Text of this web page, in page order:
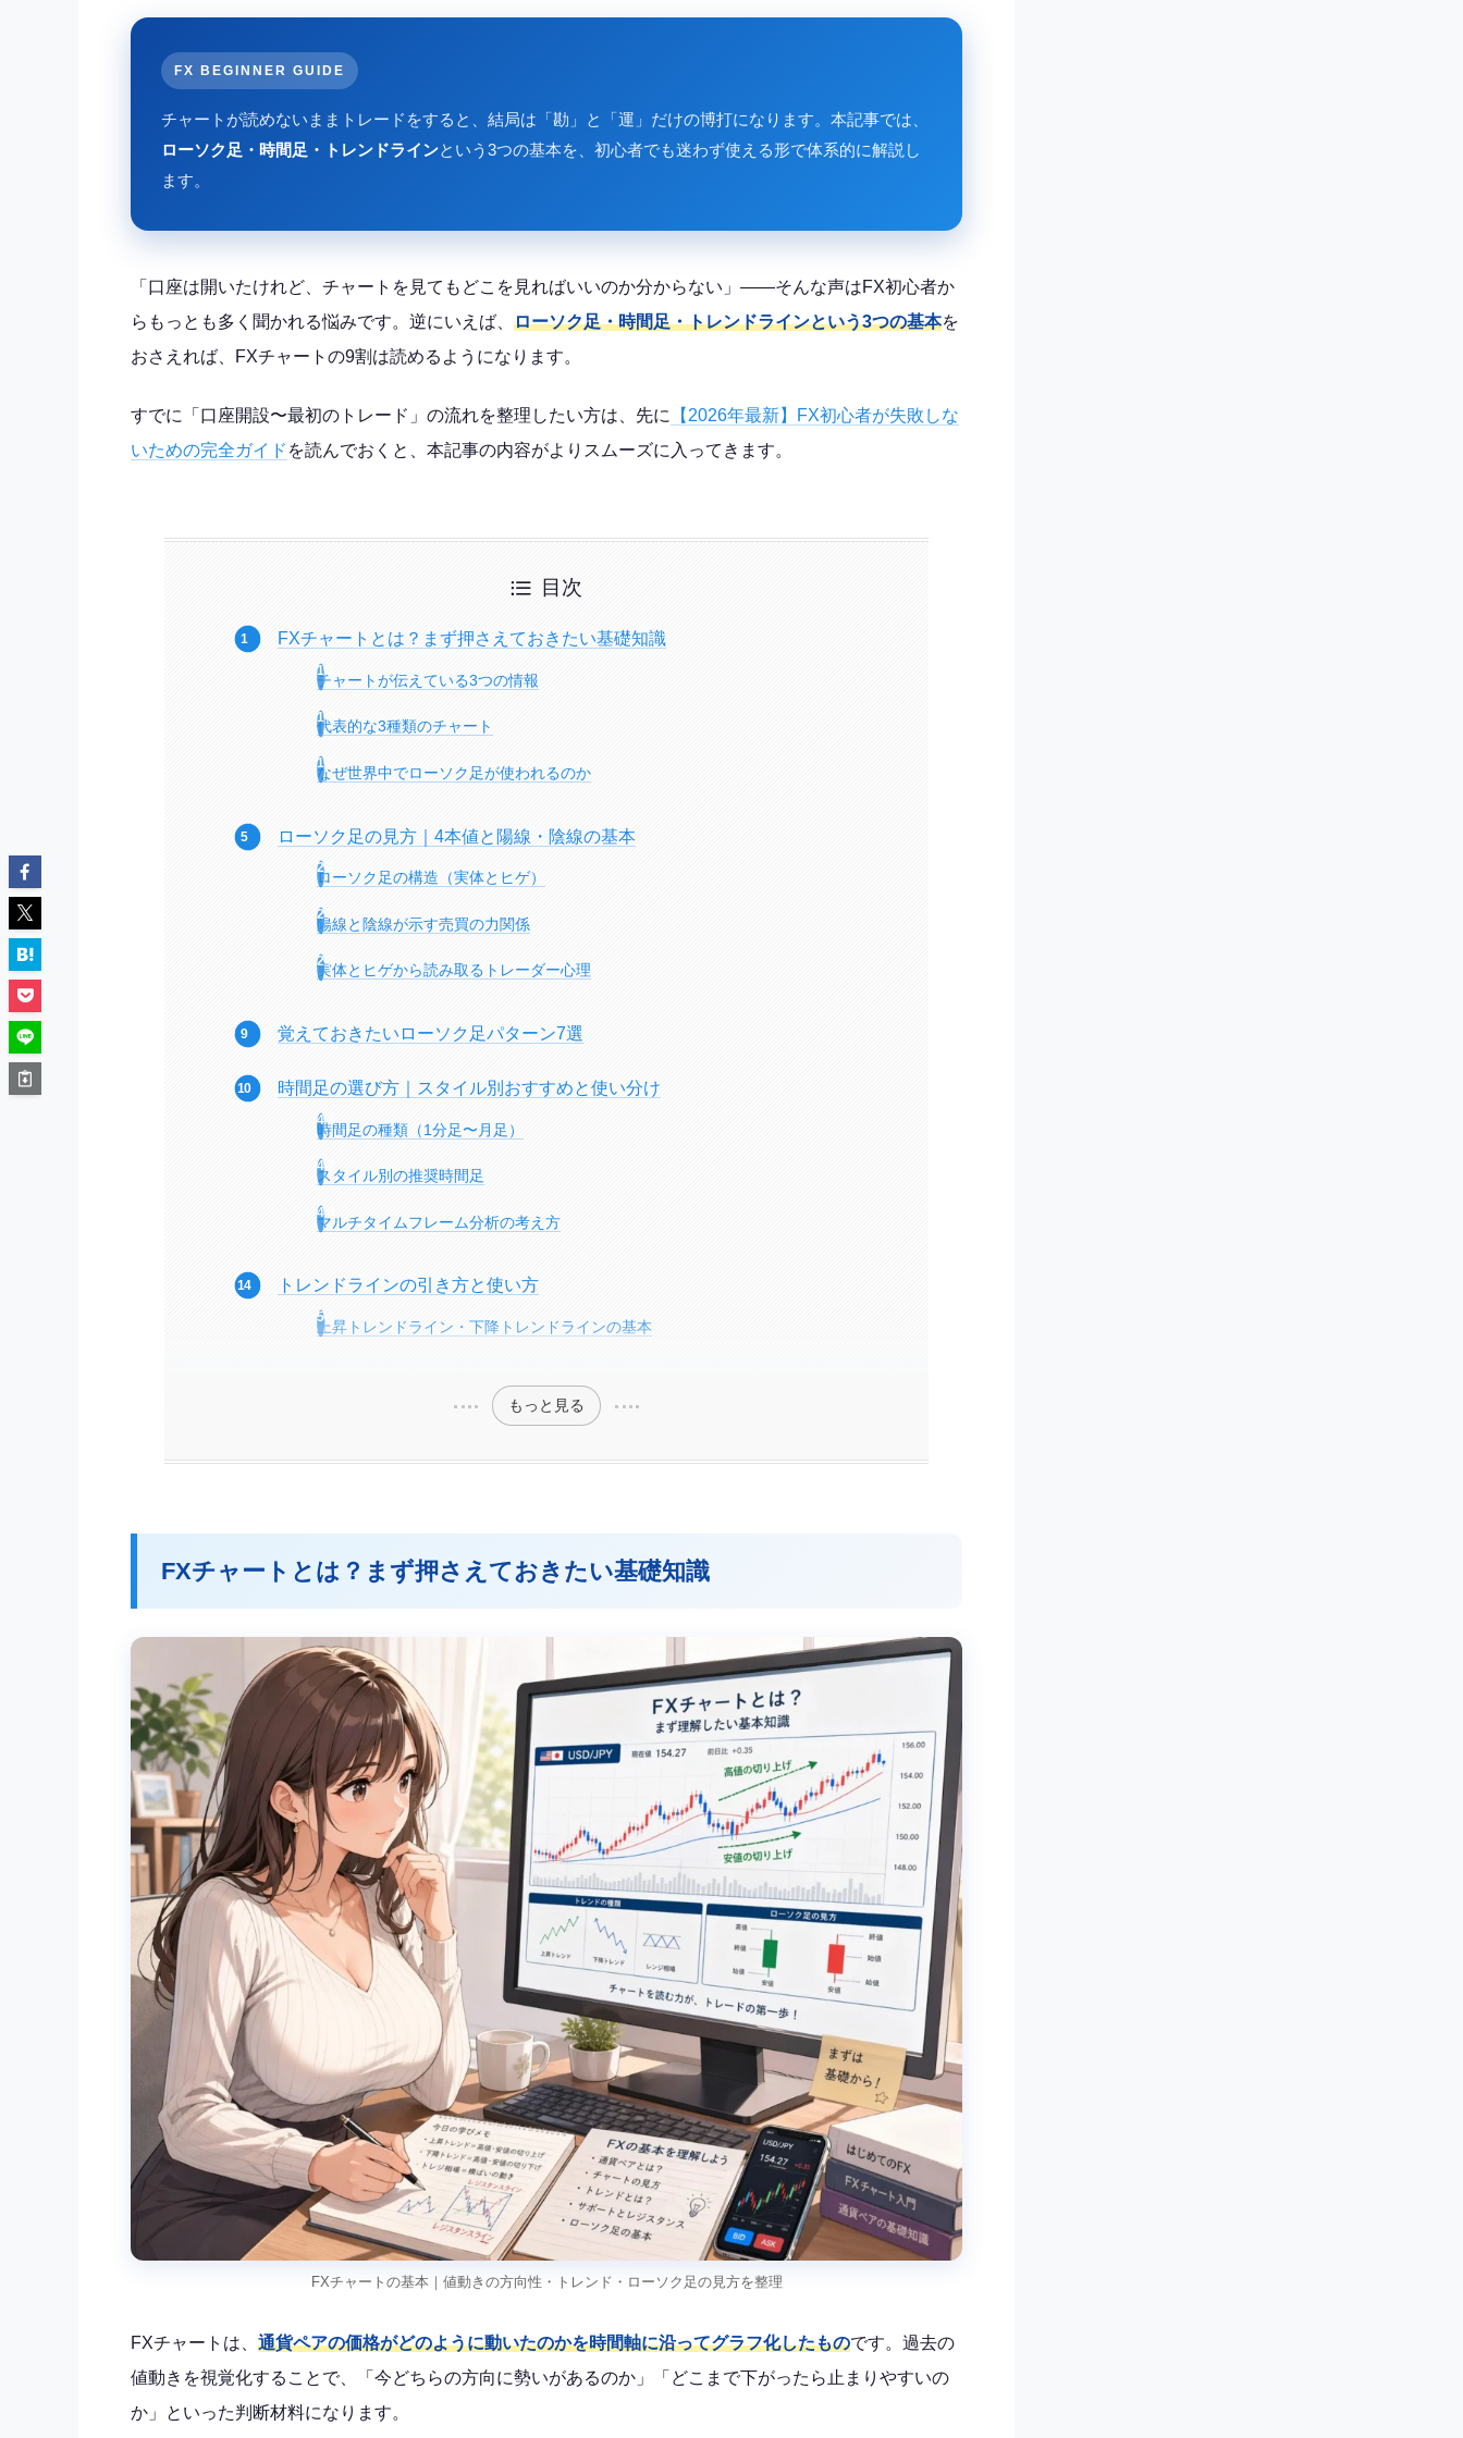
FX BEGINNER GUIDE
チャートが読めないままトレードをすると、結局は「勘」と「運」だけの博打になります。本記事では、
ローソク足・時間足・トレンドラインという3つの基本を、初心者でも迷わず使える形で体系的に解説し
ます。
「口座は開いたけれど、チャートを見てもどこを見ればいいのか分からない」——そんな声はFX初心者か
らもっとも多く聞かれる悩みです。逆にいえば、 ローソク足・時間足・トレンドラインという3つの基本を
おさえれば、FXチャートの9割は読めるようになります。
すでに「口座開設〜最初のトレード」の流れを整理したい方は、先に
【2026年最新】FX初心者が失敗しな
いための完全ガイド を読んでおくと、本記事の内容がよりスムーズに入ってきます。
目次
FXチャートとは？まず押さえておきたい基礎知識
チャートが伝えている3つの情報
代表的な3種類のチャート
なぜ世界中でローソク足が使われるのか
ローソク足の見方｜4本値と陽線・陰線の基本
ローソク足の構造（実体とヒゲ）
陽線と陰線が示す売買の力関係
実体とヒゲから読み取るトレーダー心理
覚えておきたいローソク足パターン7選
時間足の選び方｜スタイル別おすすめと使い分け
時間足の種類（1分足〜月足）
スタイル別の推奨時間足
マルチタイムフレーム分析の考え方
トレンドラインの引き方と使い方
上昇トレンドライン・下降トレンドラインの基本
もっと見る
FXチャートとは？まず押さえておきたい基礎知識
FXチャートの基本｜値動きの方向性・トレンド・ローソク足の見方を整理
FXチャートは、 通貨ペアの価格がどのように動いたのかを時間軸に沿ってグラフ化したものです。過去の
値動きを視覚化することで、「今どちらの方向に勢いがあるのか」「どこまで下がったら止まりやすいの
か」といった判断材料になります。